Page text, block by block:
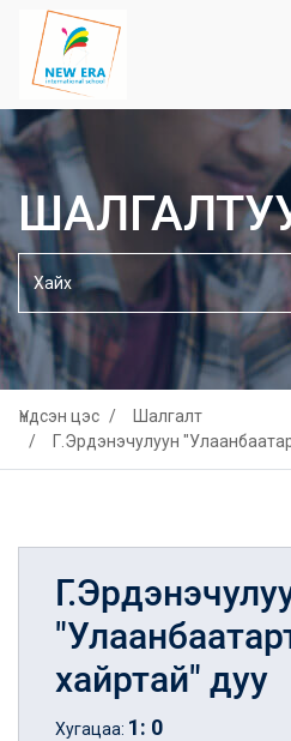
Үндсэн цэс
Шалгалт
Г.Эрдэнэчулуун
хайртай" дуу
Хугацаа: 1: 0